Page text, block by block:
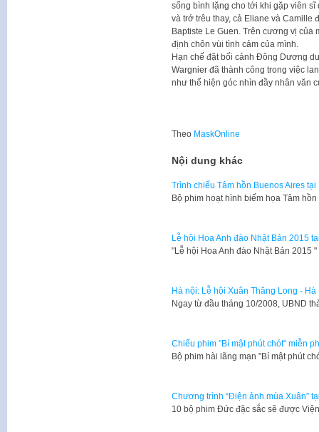
sống bình lặng cho tới khi gặp viên
và trớ trêu thay, cả Eliane và Camille
Baptiste Le Guen. Trên cương vị
định chôn vùi tình cảm của mình.
Hạn chế đặt bối cảnh Đông Dương
Wargnier đã thành công trong việc
như thể hiện góc nhìn đầy nhân văn
Theo MaskOnline
Nội dung khác
Trình chiếu Tâm hồn Buenos Aires tại
​Bộ phim hoạt hình biếm họa Tâm
Lễ hội Hoa Anh đào Nhật Bản 2015
​"Lễ hội Hoa Anh đào Nhật Bản
Hà nội: Lễ hội Xuân Thăng Long - Hà
​Ngay từ đầu tháng 10/2008, UBND
Chiếu phim "Bí mật phút chót" miễn
Bộ phim hài lãng mạn "Bí mật phút
Chương trình “Điện ảnh mùa Xuân”
10 bộ phim Đức đặc sắc sẽ được